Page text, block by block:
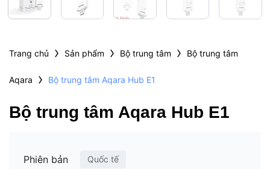
Trang chủ › Sản phẩm › Bộ trung tâm › Bộ trung tâm
Aqara › Bộ trung tâm Aqara Hub E1
Bộ trung tâm Aqara Hub E1
Phiên bản Quốc tế